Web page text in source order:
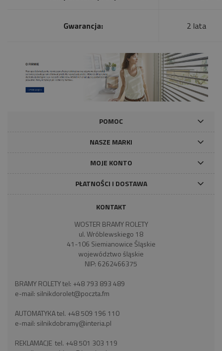
Gwarancja: 2 lata
POMOC
NASZE MARKI
MOJE KONTO
PŁATNOŚCI I DOSTAWA
KONTAKT
WOSTER BRAMY ROLETY
ul. Wróblewskiego 18
41-106 Siemianowice Śląskie
województwo śląskie
NIP: 6262466375
BRAMY ROLETY tel: +48 793 893 489
e-mail: silnikdorolet@poczta.fm
AUTOMATYKA tel. +48 509 196 110
e-mail: silnikdobramy@interia.pl
REKLAMACJE tel. +48 501 303 119